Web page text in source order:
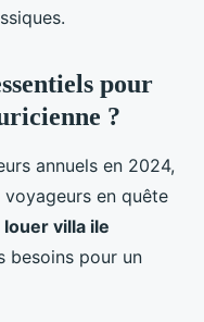
pour
?
annuels en 2024,
en quête
louer villa ile
besoins pour un